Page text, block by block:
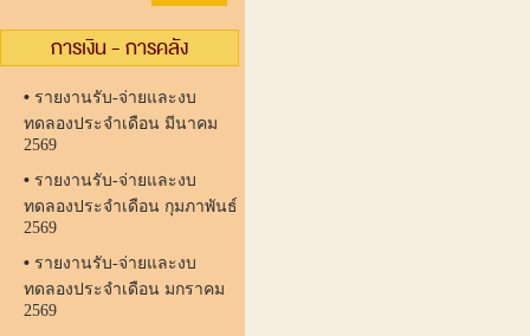
การเงิน - การคลัง
• รายงานรับ-จ่ายและงบ
ทดลองประจำเดือน มีนาคม
2569
• รายงานรับ-จ่ายและงบ
ทดลองประจำเดือน กุมภาพันธ์
2569
• รายงานรับ-จ่ายและงบ
ทดลองประจำเดือน มกราคม
2569